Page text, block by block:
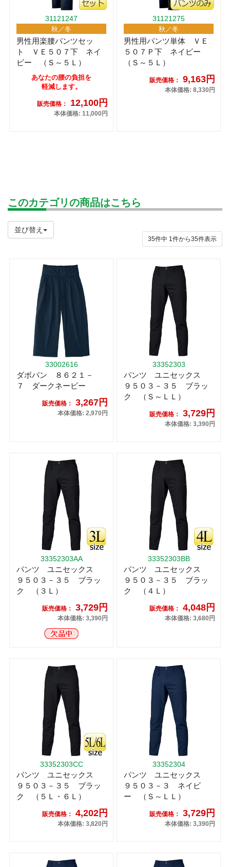
31121247
秋／冬
男性用楽腰パンツセッ
ト ＶＥ５０７下 ネイ
ビー （Ｓ～５Ｌ）
あなたの腰の負担を
軽減します。
販売価格： 12,100円
本体価格: 11,000円
31121275
秋／冬
男性用パンツ単体 ＶＥ
５０７Ｐ下 ネイビー
（Ｓ～５Ｌ）
販売価格： 9,163円
本体価格: 8,330円
このカテゴリの商品はこちら
並び替え
35件中 1 件から35件表示
33002616
ダボパン ８６２１－
７ ダークネービー
販売価格： 3,267円
本体価格: 2,970円
33352303
パンツ ユニセックス
９５０３－３５ ブラッ
ク （Ｓ～ＬＬ）
販売価格： 3,729円
本体価格: 3,390円
33352303AA
パンツ ユニセックス
９５０３－３５ ブラッ
ク （３Ｌ）
販売価格： 3,729円
本体価格: 3,390円
33352303BB
パンツ ユニセックス
９５０３－３５ ブラッ
ク （４Ｌ）
販売価格： 4,048円
本体価格: 3,680円
33352303CC
パンツ ユニセックス
９５０３－３５ ブラッ
ク （５Ｌ・６Ｌ）
販売価格： 4,202円
本体価格: 3,820円
33352304
パンツ ユニセックス
９５０３－３ ネイビ
ー （Ｓ～ＬＬ）
販売価格： 3,729円
本体価格: 3,390円